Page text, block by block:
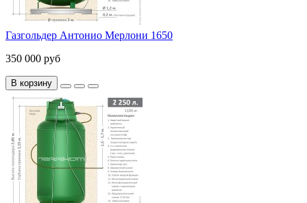
Газгольдер Антонио Мерлони 1650
350 000 руб
В корзину